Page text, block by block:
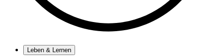
Leben & Lernen